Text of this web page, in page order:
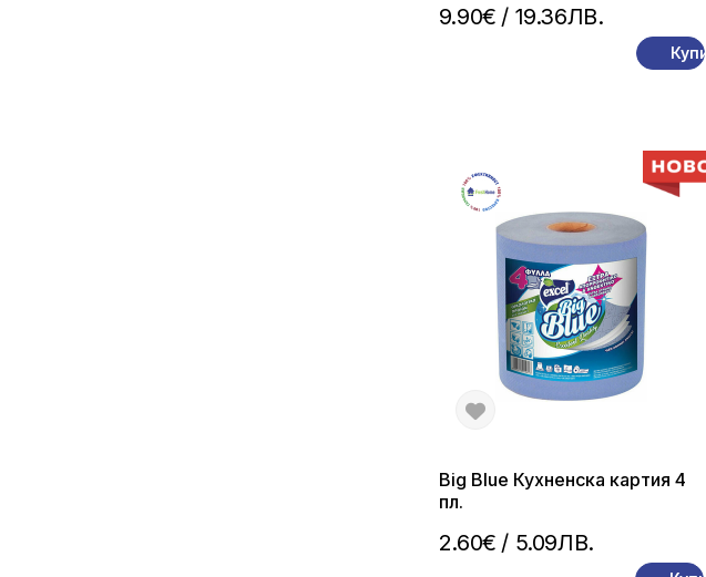
9.90€ / 19.36ЛВ.
Купи
2.60€ / 5.09ЛВ.
Big Blue Кухненска картия 4
пл.